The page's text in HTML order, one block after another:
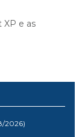
XP e as
2026)